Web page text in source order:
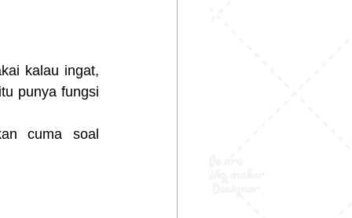
kalau ingat,
punya fungsi
cuma soal